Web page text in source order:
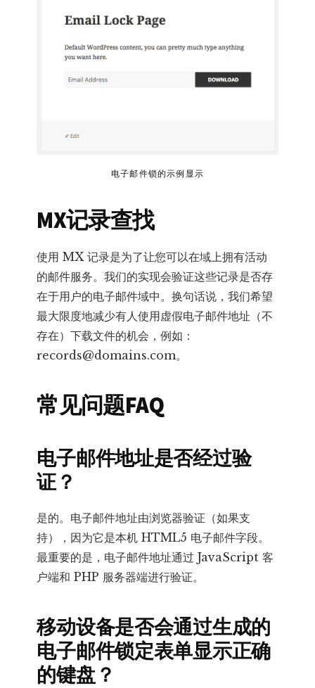
电子邮件锁的示例显示
MX记录查找
使用 MX 记录是为了让您可以在域上拥有活动
的邮件服务。我们的实现会验证这些记录是否存
在于用户的电子邮件域中。换句话说，我们希望
最大限度地减少有人使用虚假电子邮件地址（不
存在）下载文件的机会，例如：
records@domains.com。
常见问题FAQ
电子邮件地址是否经过验
证？
是的。电子邮件地址由浏览器验证（如果支
持），因为它是本机 HTML5 电子邮件字段。
最重要的是，电子邮件地址通过 JavaScript 客
户端和 PHP 服务器端进行验证。
移动设备是否会通过生成的
电子邮件锁定表单显示正确
的键盘？